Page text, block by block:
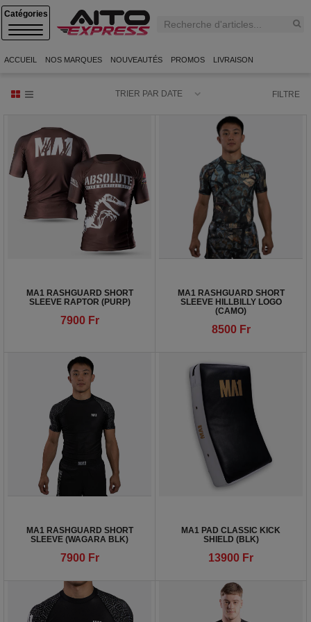
C
T
G
ACCUEIL NOS MARQUES NOUVEAUTÉS PROMOS LIVRAISON
TRIER PAR DATE FILTRE
MA1 RASHGUARD SHORT
SLEEVE RAPTOR (PURP)
7900 Fr
MA1 RASHGUARD SHORT
SLEEVE HILLBILLY LOGO
(CAMO)
8500 Fr
MA1 RASHGUARD SHORT
SLEEVE (WAGARA BLK)
7900 Fr
MA1 PAD CLASSIC KICK
SHIELD (BLK)
13900 Fr